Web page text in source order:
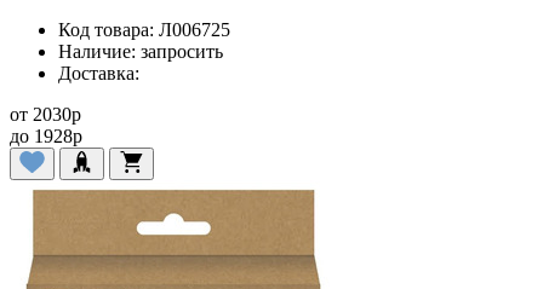
Код товара: Л006725
Наличие: запросить
Доставка:
от 2030p
до 1928p